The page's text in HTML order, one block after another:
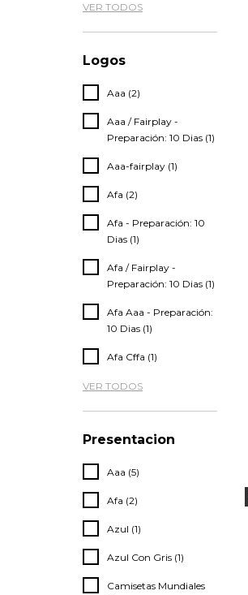
VER TODOS
Logos
Aaa (2)
Aaa / Fairplay -
Preparación: 10 Dias (1)
Aaa-fairplay (1)
Afa (2)
Afa - Preparación: 10
Dias (1)
Afa / Fairplay -
Preparación: 10 Dias (1)
Afa Aaa - Preparación:
10 Dias (1)
Afa Cffa (1)
VER TODOS
Presentacion
Aaa (5)
Afa (2)
Azul (1)
Azul Con Gris (1)
Camisetas Mundiales